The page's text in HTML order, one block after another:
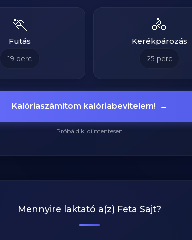
🏃
Futás
19 perc
🚴
Kerékpározás
25 perc
Kalóriaszámítom kalóriabevitelem! →
Próbáld ki díjmentesen
Mennyire laktató a(z) Feta Sajt?